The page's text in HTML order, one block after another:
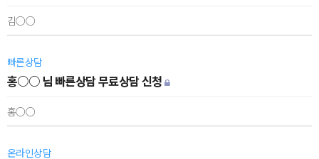
김○○
빠른상담
홍○○ 님 빠른상담 무료상담 신청
홍○○
온라인상담